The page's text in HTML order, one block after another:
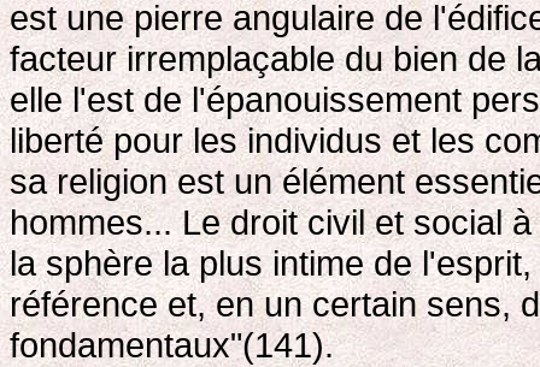
est une pierre angulaire de
facteur irremplaçable du bien de
elle l'est de l'épanouissement
liberté pour les individus et les
sa religion est un élément
hommes... Le droit civil et social
la sphère la plus intime de
référence et, en un certain sens,
fondamentaux"(141).